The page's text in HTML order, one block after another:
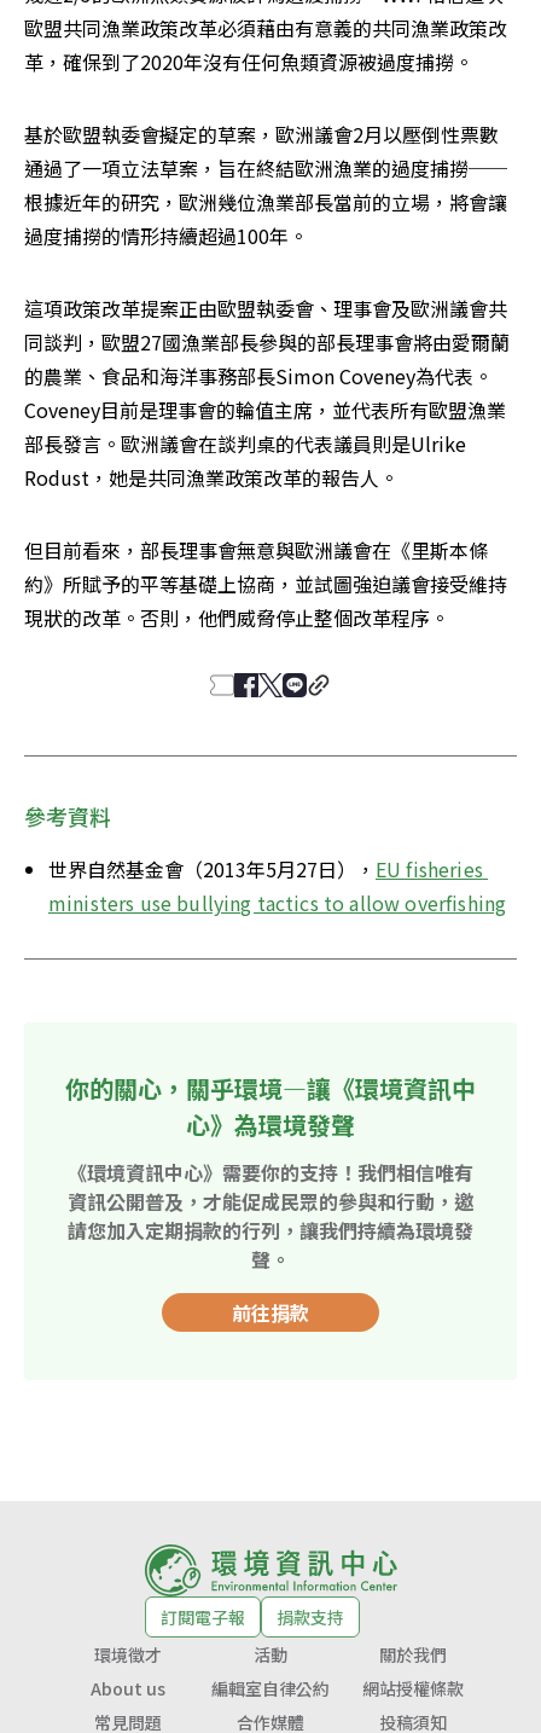
歐盟共同漁業政策改革必須藉由有意義的共同漁業政策改
革，確保到了2020年沒有任何魚類資源被過度捕撈。
基於歐盟執委會擬定的草案，歐洲議會2月以壓倒性票數
通過了一項立法草案，旨在終結歐洲漁業的過度捕撈──
根據近年的研究，歐洲幾位漁業部長當前的立場，將會讓
過度捕撈的情形持續超過100年。
這項政策改革提案正由歐盟執委會、理事會及歐洲議會共
同談判，歐盟27國漁業部長參與的部長理事會將由愛爾蘭
的農業、食品和海洋事務部長Simon Coveney為代表。
Coveney目前是理事會的輪值主席，並代表所有歐盟漁業
部長發言。歐洲議會在談判桌的代表議員則是Ulrike
Rodust，她是共同漁業政策改革的報告人。
但目前看來，部長理事會無意與歐洲議會在《里斯本條
約》所賦予的平等基礎上協商，並試圖強迫議會接受維持
現狀的改革。否則，他們威脅停止整個改革程序。
參考資料
世界自然基金會（2013年5月27日）， EU fisheries
ministers use bullying tactics to allow overfishing
你的關心，關乎環境—讓《環境資訊中
心》為環境發聲
《環境資訊中心》需要你的支持！我們相信唯有
資訊公開普及，才能促成民眾的參與和行動，邀
請您加入定期捐款的行列，讓我們持續為環境發
聲。
前往捐款
訂閱電子報
捐款支持
環境徵才
活動
關於我們
About us
編輯室自律公約
網站授權條款
常見問題
合作媒體 投稿須知